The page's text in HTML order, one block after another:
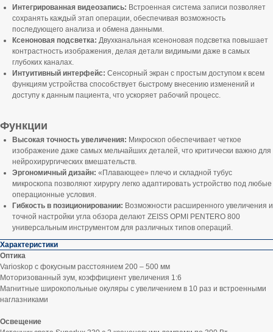
Интегрированная видеозапись: Встроенная система записи позволяет
сохранять каждый этап операции, обеспечивая возможность
последующего анализа и обмена данными.
Ксеноновая подсветка: Двухканальная ксеноновая подсветка повышает
контрастность изображения, делая детали видимыми даже в самых
глубоких каналах.
Интуитивный интерфейс: Сенсорный экран с простым доступом к всем
функциям устройства способствует быстрому внесению изменений и
доступу к данным пациента, что ускоряет рабочий процесс.
Функции
Высокая точность увеличения: Микроскоп обеспечивает четкое
изображение даже самых мельчайших деталей, что критически важно для
нейрохирургических вмешательств.
Эргономичный дизайн: «Плавающее» плечо и складной тубус
микроскопа позволяют хирургу легко адаптировать устройство под любые
операционные условия.
Гибкость в позиционировании: Возможности расширенного увеличения и
точной настройки угла обзора делают ZEISS OPMI PENTERO 800
универсальным инструментом для различных типов операций.
Характеристики
Оптика
Varioskop с фокусным расстоянием 200 – 500 мм
Моторизованный зум, коэффициент увеличения 1:6
Магнитные широкопольные окуляры с увеличением в 10 раз и встроенными
наглазниками
Освещение